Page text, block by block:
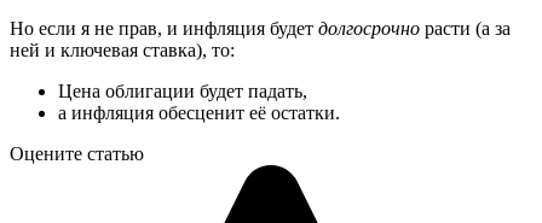
Но если я не прав, и инфляция будет долгосрочно расти (а за
ней и ключевая ставка), то:
Цена облигации будет падать,
а инфляция обесценит её остатки.
Оцените статью